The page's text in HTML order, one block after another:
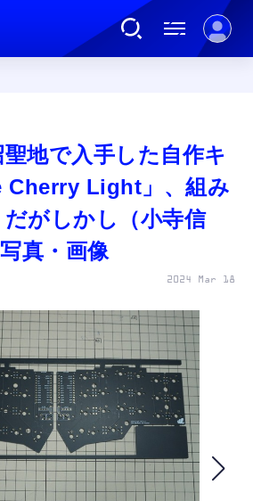
ガジェット
カルチャー
公式ストア
FOLLOW US
地で入手した自作キ
Cherry Light」、組み
がしかし（小寺信
真・画像
2024 Mar 18